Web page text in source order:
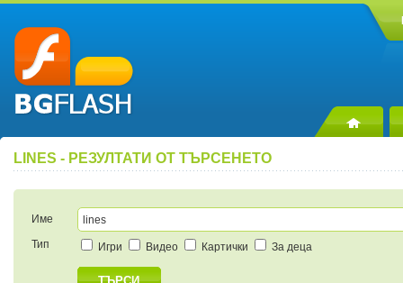
LINES - РЕЗУЛТАТИ ОТ ТЪРСЕНЕТО
Име
Тип
Игри Видео Картички За деца